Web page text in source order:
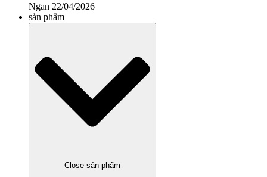
Ngan 22/04/2026
sản phẩm
Close sản phẩm